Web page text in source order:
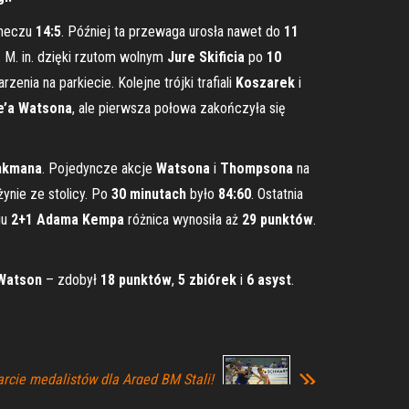
14:5. Później ta przewaga urosła nawet do 11
M. in. dzięki rzutom wolnym Jure Skificia po 10
na parkiecie. Kolejne trójki trafiali Koszarek i
Watsona, ale pierwsza połowa zakończyła się
. Pojedyncze akcje Watsona i Thompsona na
ze stolicy. Po 30 minutach było 84:60. Ostatnia
2+1 Adama Kempa różnica wynosiła aż 29 punktów.
– zdobył 18 punktów, 5 zbiórek i 6 asyst.
medalistów dla Arged BM Stali!